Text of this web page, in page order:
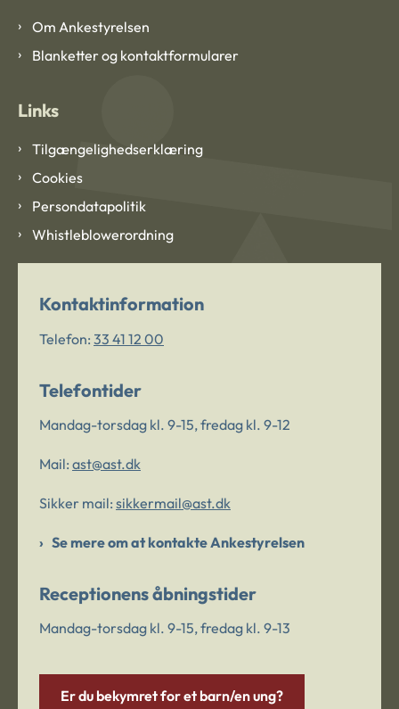
Om Ankestyrelsen
Blanketter og kontaktformularer
Links
Tilgængelighedserklæring
Cookies
Persondatapolitik
Whistleblowerordning
Kontaktinformation
Telefon: 33 41 12 00
Telefontider
Mandag-torsdag kl. 9-15, fredag kl. 9-12
Mail: ast@ast.dk
Sikker mail: sikkermail@ast.dk
Se mere om at kontakte Ankestyrelsen
Receptionens åbningstider
Mandag-torsdag kl. 9-15, fredag kl. 9-13
Er du bekymret for et barn/en ung?